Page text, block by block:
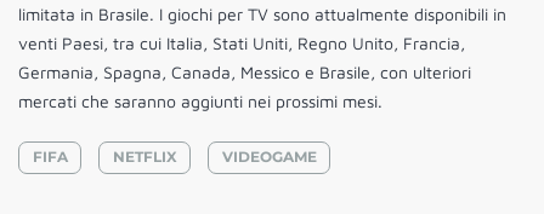
limitata in Brasile. I giochi per TV sono attualmente disponibili in
venti Paesi, tra cui Italia, Stati Uniti, Regno Unito, Francia,
Germania, Spagna, Canada, Messico e Brasile, con ulteriori
mercati che saranno aggiunti nei prossimi mesi.
FIFA NETFLIX VIDEOGAME